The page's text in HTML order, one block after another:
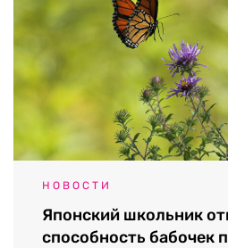
НОВОСТИ
Японский школьник
способность бабочек